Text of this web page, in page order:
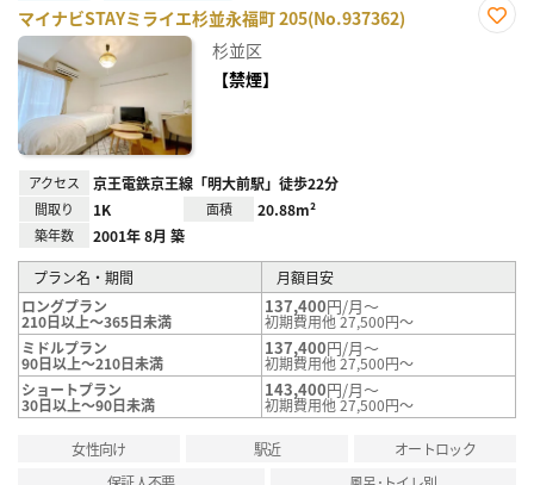
マイナビSTAYミライエ杉並永福町 205(No.937362)
杉並区
【禁煙】
アクセス 京王電鉄京王線「明大前駅」徒歩22分
間取り 1K 面積 20.88m²
築年数 2001年 8月 築
プラン名・期間
月額目安
ロングプラン
210日以上～365日未満
137,400円/月～
初期費用他 27,500円～
ミドルプラン
90日以上～210日未満
137,400円/月～
初期費用他 27,500円～
ショートプラン
30日以上～90日未満
143,400円/月～
初期費用他 27,500円～
女性向け 駅近
オートロック